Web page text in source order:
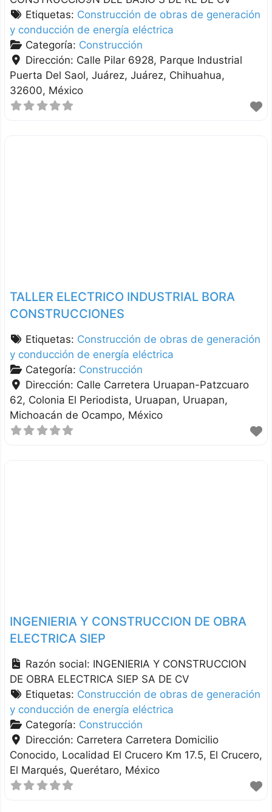
Etiquetas: Construcción de obras de generación
y conducción de energía eléctrica
Categoría: Construcción
Dirección: Calle Pilar 6928, Parque Industrial
Puerta Del Saol, Juárez Juárez Chihuahua
32600 México
TALLER ELECTRICO INDUSTRIAL BORA
CONSTRUCCIONES
Etiquetas: Construcción de obras de generación
y conducción de energía eléctrica
Categoría: Construcción
Dirección: Calle Carretera Uruapan-Patzcuaro
62, Colonia El Periodista, Uruapan Uruapan
Michoacán de Ocampo México
INGENIERIA Y CONSTRUCCION DE OBRA
ELECTRICA SIEP
Razón social: INGENIERIA Y CONSTRUCCION
DE OBRA ELECTRICA SIEP SA DE CV
Etiquetas: Construcción de obras de generación
y conducción de energía eléctrica
Categoría: Construcción
Dirección: Carretera Carretera Domicilio
Conocido, Localidad El Crucero Km 17.5, El Crucero
El Marqués Querétaro México